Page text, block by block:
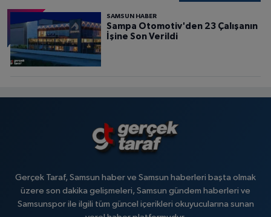
SAMSUN HABER
Sampa Otomotiv'den 23 Çalışanın
İşine Son Verildi
Gerçek Taraf, Samsun haber ve Samsun haberleri başta olmak
üzere son dakika gelişmeleri, Samsun gündem haberleri ve
Samsunspor ile ilgili tüm güncel içerikleri okuyucularına sunan